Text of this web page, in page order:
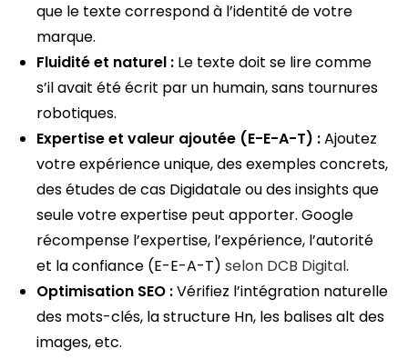
que le texte correspond à l’identité de votre
marque.
Fluidité et naturel : Le texte doit se lire comme
s’il avait été écrit par un humain, sans tournures
robotiques.
Expertise et valeur ajoutée (E-E-A-T) :Ajoutez
votre expérience unique, des exemples concrets,
des études de cas Digidatale ou des insights que
seule votre expertise peut apporter. Google
récompense l’expertise, l’expérience, l’autorité
et la confiance (E-E-A-T) selon DCB Digital.
Optimisation SEO :Vérifiez l’intégration naturelle
des mots-clés, la structure Hn, les balises alt des
images, etc.